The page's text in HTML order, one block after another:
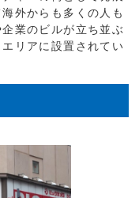
外からも多くの人も
業のビルが立ち並ぶ
リアに設置されてい